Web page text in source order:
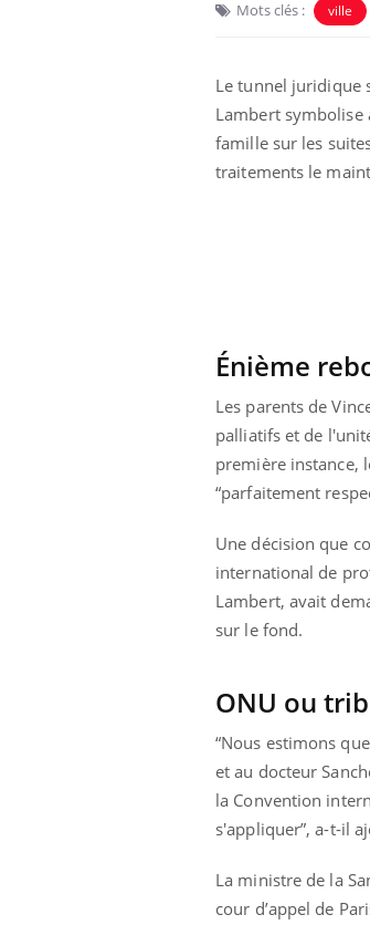
Mots clés : ville
Le tunnel juridique
Lambert symbolise
famille sur les
traitements le
Énième
Les parents de
palliatifs et de
première instance,
“parfaitement
Une décision que
international de
Lambert, avait
sur le fond.
ONU ou
“Nous estimons
et au docteur
la Convention
s'appliquer”, a-t-il
La ministre de la
cour d’appel de
Diabète & Ramadan 2026